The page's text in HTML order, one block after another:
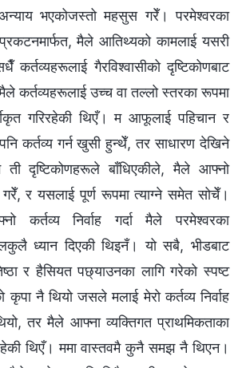
भएकोजस्तो महसुस गरेँ। परमेश्‍वरका
मैले आतिथ्यको कामलाई यसरी
गैरविश्वासीको दृष्टिकोणबाट
कर्तव्यहरूलाई उच्च वा तल्लो स्तरका रूपमा
गरिरहेकी थिएँ। म आफूलाई पहिचान र
कर्तव्य गर्न खुसी हुन्थेँ, तर साधारण देखिने
ती दृष्टिकोणहरूले बाँधिएकीले, मैले आफ्नो
गरेँ, र यसलाई पूर्ण रूपमा त्याग्ने समेत सोचेँ।
निर्वाह गर्दा मैले परमेश्‍वरका
ध्यान दिएकी थिइनँ। यो सबै, भीडबाट
र हैसियत पछ्याउनका लागि गरेको स्पष्ट
कृपा नै थियो जसले मलाई मेरो कर्तव्य निर्वाह
तर मैले आफ्ना व्यक्तिगत प्राथमिकताका
थिएँ। ममा वास्तवमै कुनै समझ नै थिएन।